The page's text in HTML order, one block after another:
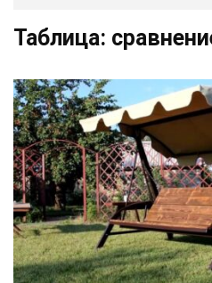
Таблица: